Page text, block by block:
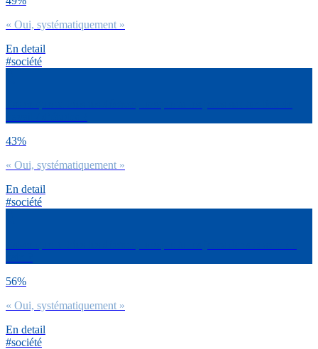
« Oui, systématiquement »
En detail
#société
43%
« Oui, systématiquement »
En detail
#société
56%
« Oui, systématiquement »
En detail
#société